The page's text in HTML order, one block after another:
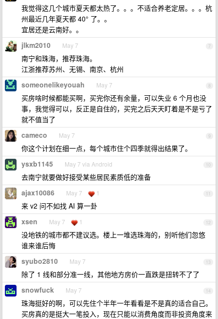
我觉得这几个城市夏天都太热了。。。不适合养老定居。。。杭
州最近几年夏天都 40° 了。。
宜居还是云南好。。
7
jlkm2010 May 7
南宁和珠海，推荐珠海。
江浙推荐苏州、无锡、南京、杭州
8
someonelikeyouah May 7
买房啥时候都能买啊，买完你还有余量，可以失业 6 个月也没
事，我觉得可以，反正是自住的，买完之后天天盯着是不是亏了
就不值当了
9
cameco May 7
你这个计划在细一点，每个城市住个四季就得出结果了。
10
ysxb1145 May 7 via Android
去南宁就要做好接受某些居民素质低的准备
11
ajax10086 May 7 1
来 v2 问不如找 AI 算一卦
12
xsen May 7 1
没地铁的城市都不建议选。楼上一堆选珠海的，别听他们忽悠
谁来谁后悔
13
syubo2810 May 7
除了 1 线和部分准一线，其他地方房价一直跌是扭转不了了
14
snowfuck May 7
珠海挺好的啊，可以先住个半年一年看看是不是真的适合自己。
买房真的是挺大一笔投入，现在只能以消费角度而非投资角度来